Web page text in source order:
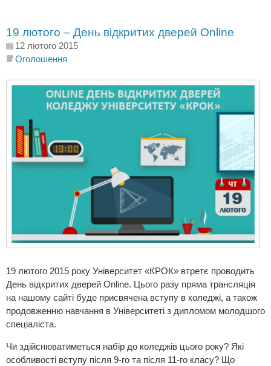
19 лютого – День відкритих дверей Online
12 лютого 2015
Оголошення
19 лютого 2015 року Університет «КРОК» втретє проводить
День відкритих дверей Online. Цього разу пряма трансляція
на нашому сайті буде присвячена вступу в коледжі, а також
продовженню навчання в Університеті з дипломом молодшого
спеціаліста.
Чи здійснюватиметься набір до коледжів цього року? Які
особливості вступу після 9-го та після 11-го класу? Що